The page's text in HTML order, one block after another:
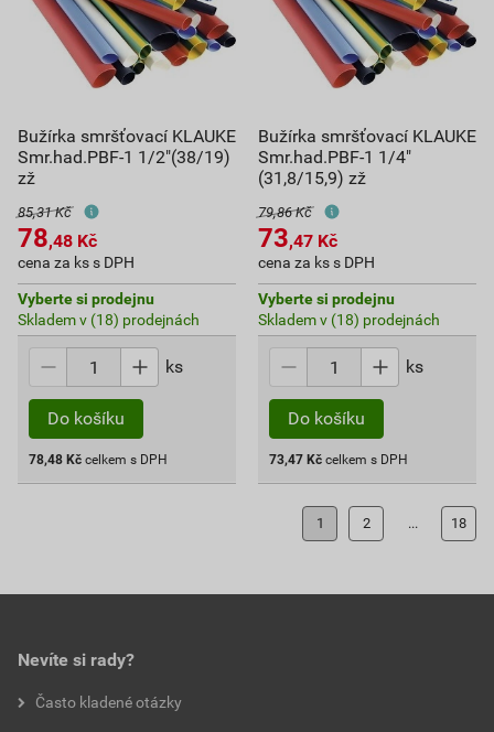
Bužírka smršťovací KLAUKE
Smr.had.PBF-1 1/2"(38/19)
zž
85,31 Kč
78,48 Kč
cena za ks s DPH
Vyberte si prodejnu
Skladem v (18) prodejnách
ks
Do košíku
78,48 Kč celkem s DPH
Bužírka smršťovací KLAUKE
Smr.had.PBF-1 1/4"
(31,8/15,9) zž
79,86 Kč
73,47 Kč
cena za ks s DPH
Vyberte si prodejnu
Skladem v (18) prodejnách
ks
Do košíku
73,47 Kč celkem s DPH
1 2 ... 18
Nevíte si rady?
Často kladené otázky